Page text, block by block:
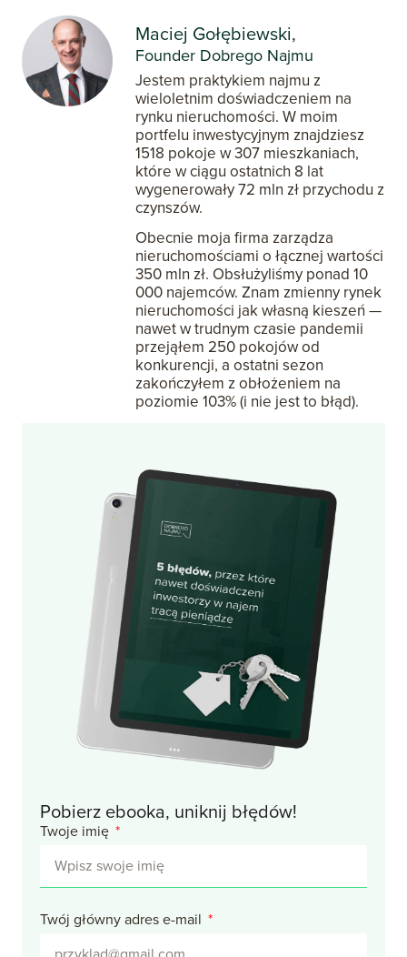
Maciej Gołębiewski,
Founder Dobrego Najmu
Jestem praktykiem najmu z
wieloletnim doświadczeniem na
rynku nieruchomości. W moim
portfelu inwestycyjnym znajdziesz
1518 pokoje w 307 mieszkaniach,
które w ciągu ostatnich 8 lat
wygenerowały 72 mln zł przychodu z
czynszów.
Obecnie moja firma zarządza
nieruchomościami o łącznej wartości
350 mln zł. Obsłużyliśmy ponad 10
000 najemców. Znam zmienny rynek
nieruchomości jak własną kieszeń —
nawet w trudnym czasie pandemii
przejąłem 250 pokojów od
konkurencji, a ostatni sezon
zakończyłem z obłożeniem na
poziomie 103% (i nie jest to błąd).
Pobierz ebooka, uniknij błędów!
Twoje imię
Twój główny adres e-mail